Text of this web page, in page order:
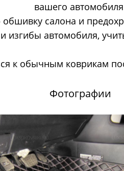
вашего
салона и
изгибы автомобиля,
к обычным коврикам
Фотографии